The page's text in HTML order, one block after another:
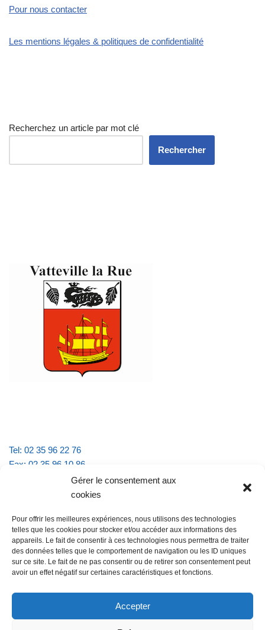
Gérer le consentement aux
cookies
Pour offrir les meilleures expériences, nous utilisons des technologies
telles que les cookies pour stocker et/ou accéder aux informations des
appareils. Le fait de consentir à ces technologies nous permettra de traiter
des données telles que le comportement de navigation ou les ID uniques
sur ce site. Le fait de ne pas consentir ou de retirer son consentement peut
avoir un effet négatif sur certaines caractéristiques et fonctions.
Accepter
Pour nous contacter
Les mentions légales & politiques de confidentialité
Recherchez un article par mot clé
Rechercher
Tel: 02 35 96 22 76
Fax: 02 35 96 10 86
Email : mairie.vattevillelarue@wanadoo.fr
lundi et jeudi de 9h à 11h30
mardi et vendredi de 16h à 18h30